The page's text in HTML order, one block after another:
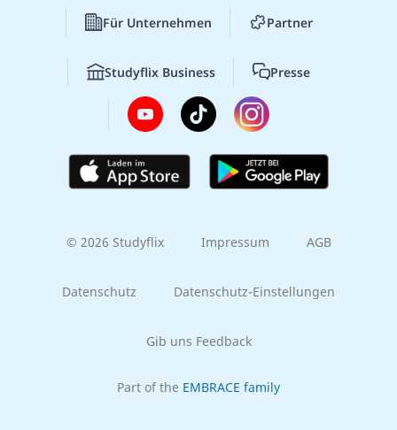
Für Unternehmen Partner
Studyflix Business Presse
© 2026 Studyflix Impressum AGB
Datenschutz Datenschutz-Einstellungen
Gib uns Feedback
Part of the EMBRACE family